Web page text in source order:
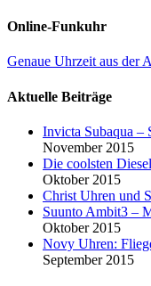
Online-Funkuhr
Genaue Uhrzeit aus der
Aktuelle Beiträge
Invicta Subaqua –
November 2015
Die coolsten
Oktober 2015
Christ Uhren und
Suunto Ambit3 –
Oktober 2015
Novy Uhren:
September 2015